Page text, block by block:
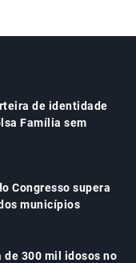
de identidade
Família sem
Congresso supera
municípios
de 300 mil idosos no